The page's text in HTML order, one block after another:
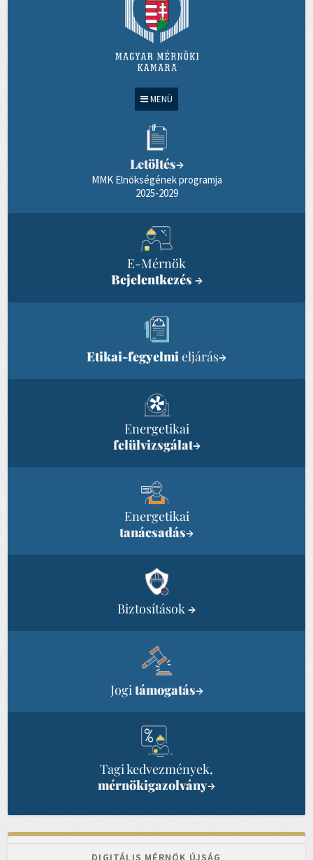
MENÜ
Letöltés→
MMK Elnökségének programja
2025-2029
E-Mérnök
Bejelentkezés →
Etikai-fegyelmi eljárás→
Energetikai
felülvizsgálat→
Energetikai
tanácsadás→
Biztosítások→
Jogi támogatás→
Tagi kedvezmények,
mérnökigazolvány→
DIGITÁLIS MÉRNÖK ÚJSÁG